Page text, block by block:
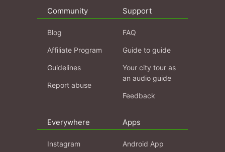
Community
Blog
Affiliate Program
Guidelines
Report abuse
Support
FAQ
Guide to guide
Your city tour as
an audio guide
Feedback
Everywhere
Instagram
Apps
Android App